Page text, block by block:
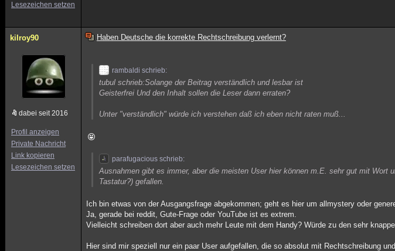
Lesezeichen setzen
kilroy90
dabei seit 2016
Profil anzeigen
Private Nachricht
Link kopieren
Lesezeichen setzen
Haben Deutsche die korrekte Rechtschreibung verlernt?
rambaldi schrieb:
tubul schrieb:Solange der Beitrag verständlich und lesbar ist
Geisterfrei Und den Inhalt sollen die Leser dann erraten?
Unter "verständlich" würde ich verstehen daß ich eben nicht raten muß...
parafugacious schrieb:
Ausnahmen gibt es immer, aber die meisten User hier können m.E. sehr gut mit Wort
Tastatur?) gefallen.
Ich bin etwas von der Ausgangsfrage abgekommen; geht es hier um allmystery oder
Ja, gerade bei reddit, Gute-Frage oder YouTube ist es extrem.
Vielleicht schreiben dort aber auch mehr Leute mit dem Handy? Würde zu den sehr
Hier sind mir speziell nur ein paar User aufgefallen, die so absolut mit Rechtschreibung